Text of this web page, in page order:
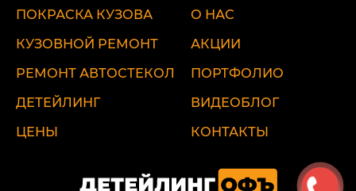
ПОКРАСКА КУЗОВА
КУЗОВНОЙ РЕМОНТ
РЕМОНТ АВТОСТЕКОЛ
ДЕТЕЙЛИНГ
ЦЕНЫ
О НАС
АКЦИИ
ПОРТФОЛИО
ВИДЕОБЛОГ
КОНТАКТЫ